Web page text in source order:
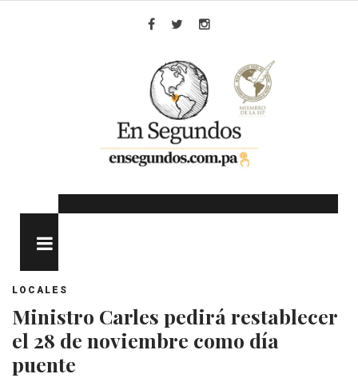
LOCALES
Ministro Carles pedirá restablecer
el 28 de noviembre como día
puente